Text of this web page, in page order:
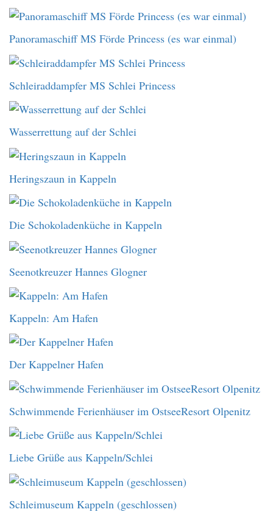
Panoramaschiff MS Förde Princess (es war einmal)
Schleiraddampfer MS Schlei Princess
Wasserrettung auf der Schlei
Heringszaun in Kappeln
Die Schokoladenküche in Kappeln
Seenotkreuzer Hannes Glogner
Kappeln: Am Hafen
Der Kappelner Hafen
Schwimmende Ferienhäuser im OstseeResort Olpenitz
Liebe Grüße aus Kappeln/Schlei
Schleimuseum Kappeln (geschlossen)